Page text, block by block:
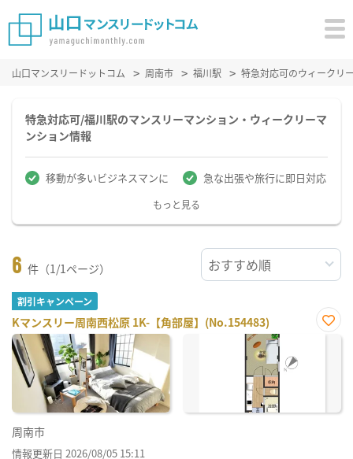
山口マンスリードットコム 周南市 福川駅 特急対応可のウィークリ
特急対応可/福川駅のマンスリーマンション・ウィークリーマ
ンション情報
移動が多いビジネスマンに 急な出張や旅行に即日対応
もっと見る
6 件（1/1ページ）
割引キャンペーン
Kマンスリー周南西松原 1K-【角部屋】(No.154483)
お気
周南市
情報更新日 2026/08/05 15:11